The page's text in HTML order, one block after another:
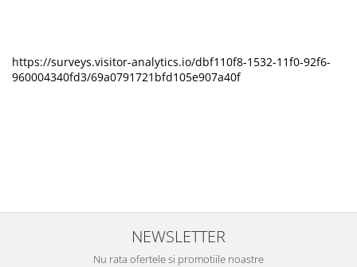
https://surveys.visitor-analytics.io/dbf110f8-1532-11f0-92f6-
960004340fd3/69a0791721bfd105e907a40f
NEWSLETTER
Nu rata ofertele si promotiile noastre